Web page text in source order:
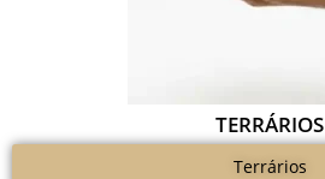
TERRÁRIOS
Terrários